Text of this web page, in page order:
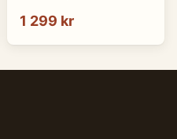
1 299 kr